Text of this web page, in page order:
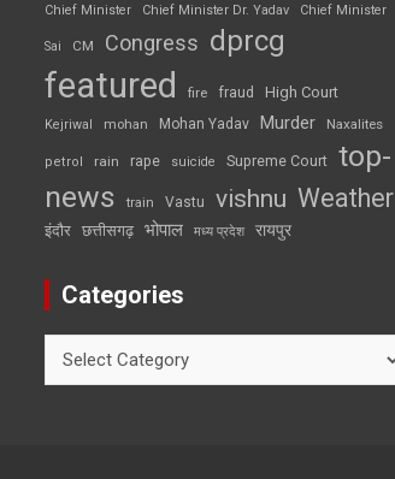
Chief Minister
Chief Minister Dr. Yadav Chief Minister
Sai CM Congress dprcg
featured fire fraud High Court
Kejriwal mohan Mohan Yadav Murder Naxalites
petrol rain rape suicide Supreme Court top-
news
train Vastu vishnu Weather
इंदौर छत्तीसगढ़ भोपाल मध्य प्रदेश रायपुर
Categories